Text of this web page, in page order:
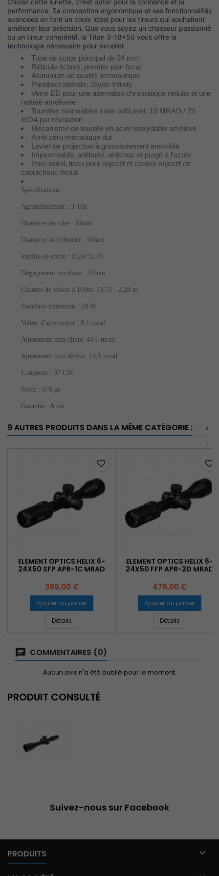
performance. Sa conception ergonomique et ses fonctionnalités
avancées en font un choix idéal pour les tireurs qui souhaitent
améliorer leur précision. Que vous soyez un chasseur passionné
ou un tireur compétitif, la Titan 3-18x50 vous offre la
technologie nécessaire pour exceller.
Tube de corps principal de 34 mm
Réticule éclairé, premier plan focal
Aluminium de qualité aéronautique
Parallaxe latérale: 15yds-Infinity
Verre ED pour une aberration chromatique réduite et une
netteté améliorée
Tourelles réarmables sans outil avec 10 MRAD / 25
MOA par révolution
Mécanisme de tourelle en acier inoxydable amélioré
Arrêt zéro mécanique dur
Levier de projection à grossissement amovible
Imperméable, antibuée, antichoc et purgé à l'azote
Pare-soleil, tissu pour objectif et couvre objectif en
caoutchouc inclus
Spécifications :
Agrandissement : 3-18x
Diamètre du tube : 34mm
Diamètre de l'objectif : 50mm
Pupille de sortie : 16,67?2.78
Dégagement occulaire : 10 cm
Champs de vision à 100m: 13,75 - 2,28 m
Parallaxe minimum : 10 M
Valeur d'ajustement : 0,1 mrad
Ajustement max chute: 43,6 mrad
Ajustement max dérive: 14,5 mrad
Longueur : 37 CM
Poids : 976 gr
Garantie : A vie
9 AUTRES PRODUITS DANS LA MÊME CATÉGORIE :
>
ELEMENT OPTICS HELIX 6-
24X50 SFP APR-1C MRAD
Prix
399,00 €
Ajouter au panier
Détails
favorite_border
ELEMENT OPTICS HELIX 6-
24X50 FFP APR-2D MRAD
Prix
479,00 €
Ajouter au panier
Détails
favorite_border
COMMENTAIRES (0)
Aucun avis n'a été publié pour le moment.
PRODUIT CONSULTÉ
Suivez-nous sur Facebook
PRODUITS 